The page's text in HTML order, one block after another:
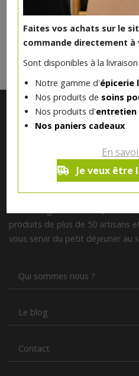
Faites vos achats sur le
commande directement
Sont disponibles à la livraison
Notre gamme d'épicerie
Nos produits de soins
Nos produits d'entretien
Nos paniers cadeaux
En
Je veux être
DANS LA MÊME
produits de plus de 50 artisans
vous servir du petit déjeuner au
Qui sommes nous ?
Le blog
Contact